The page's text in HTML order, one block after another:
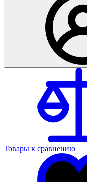
Товары к сравнению